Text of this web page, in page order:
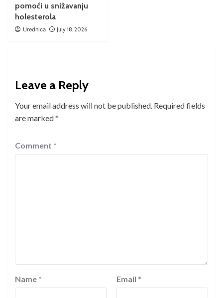
pomoći u snižavanju
holesterola
Urednica July 18, 2026
Leave a Reply
Your email address will not be published. Required fields
are marked*
Comment *
Name * Email *